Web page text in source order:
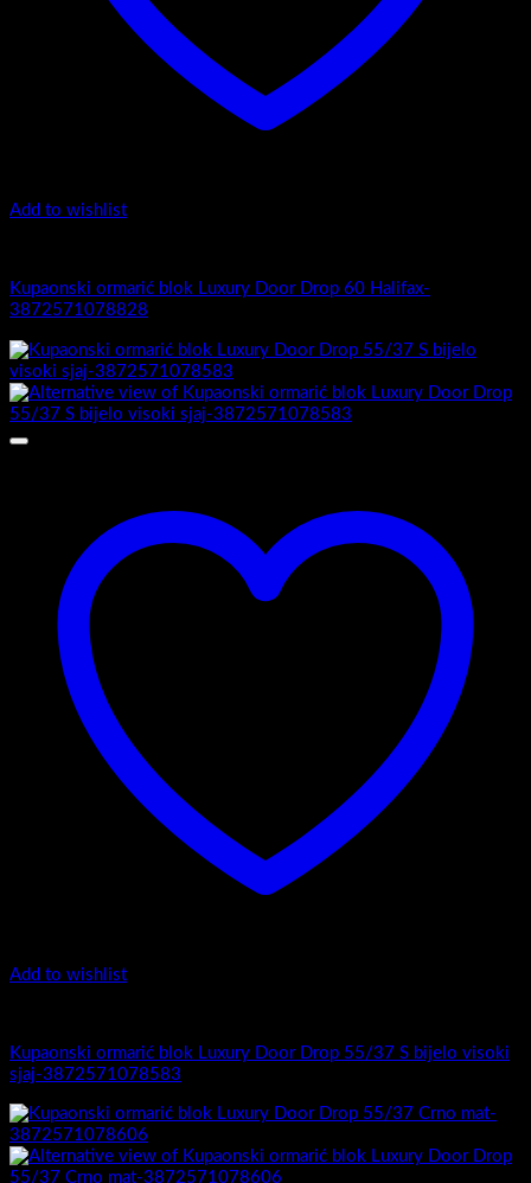
Add to wishlist
Kupaonski ormarić blok Luxury Door Drop 60 Halifax-
3872571078828
Add to wishlist
Kupaonski ormarić blok Luxury Door Drop 55/37 S bijelo visoki
sjaj-3872571078583